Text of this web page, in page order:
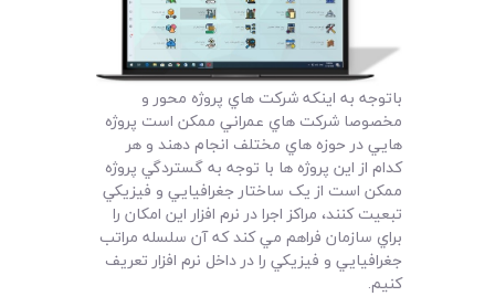
سیستم ها
لیست قیمت محصولات
باتوجه به اينکه شرکت هاي پروژه محور و
مخصوصا شرکت هاي عمراني ممکن است پروژه
هايي در حوزه هاي مختلف انجام دهند و هر
کدام از اين پروژه ها با توجه به گستردگي پروژه
ممکن است از يک ساختار جغرافيايي و فيزيکي
تبعيت کنند، مراکز اجرا در نرم افزار اين امکان را
براي سازمان فراهم مي کند که آن سلسله مراتب
جغرافيايي و فيزيکي را در داخل نرم افزار تعريف
کنيم.